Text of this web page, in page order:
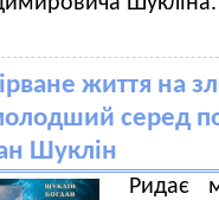
життя на
серед
Шуклін
Ридає